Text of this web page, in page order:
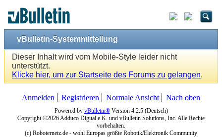
vBulletin-Systemmitteilung
Dieser Inhalt wird vom Mobile-Style leider nicht
unterstützt.
Klicke hier, um zur Startseite des Forums zu gelangen.
Anmelden Registrieren Normale Ansicht Nach oben
Powered by vBulletin®Version 4.2.5 (Deutsch)
Copyright ©2026 Adduco Digital e.K. und vBulletin Solutions, Inc. Alle Rechte
vorbehalten.
(c) Roboternetz.de - wohl Europas größte Robotik/Elektronik Community